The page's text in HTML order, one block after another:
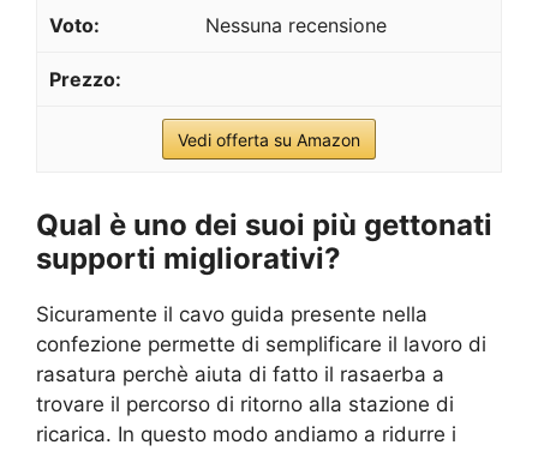
Nessuna recensione
Vedi offerta su Amazon
Qual è uno dei suoi più gettonati
supporti migliorativi?
Sicuramente il cavo guida presente nella
confezione permette di semplificare il lavoro di
rasatura perchè aiuta di fatto il rasaerba a
trovare il percorso di ritorno alla stazione di
ricarica. In questo modo andiamo a ridurre i